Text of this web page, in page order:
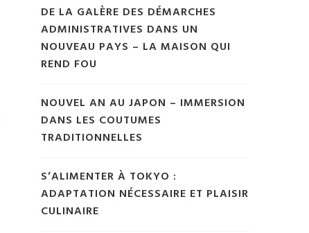
DE LA GALÈRE DES DÉMARCHES
ADMINISTRATIVES DANS UN
NOUVEAU PAYS – LA MAISON QUI
REND FOU
NOUVEL AN AU JAPON – IMMERSION
DANS LES COUTUMES
TRADITIONNELLES
S’ALIMENTER À TOKYO :
ADAPTATION NÉCESSAIRE ET PLAISIR
CULINAIRE